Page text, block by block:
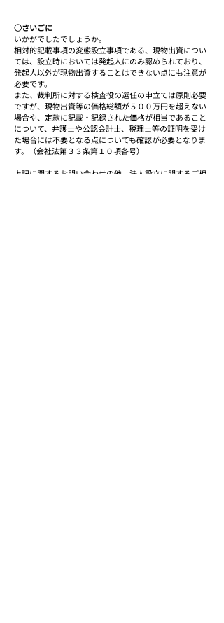
○さいごに
いかがでしたでしょうか。
相対的記載事項の変態設立事項である、現物出資につい
ては、設立時においては発起人にのみ認められており、
発起人以外が現物出資することはできない点にも注意が
必要です。
また、裁判所に対する検査役の選任の申立ては原則必要
ですが、現物出資等の価格総額が５００万円を超えない
場合や、定款に記載・記録された価格が相当であること
について、弁護士や公認会計士、税理士等の証明を受け
た場合には不要となる点についても確認が必要となりま
す。（会社法第３３条第１０項各号）
上記に関するお問い合わせの他、法人設立に関するご相